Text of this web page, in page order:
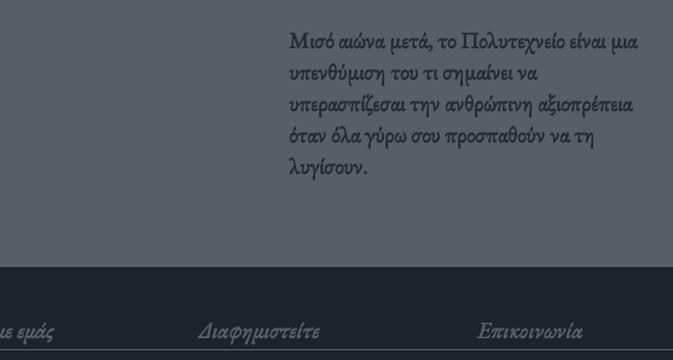
Μισό αιώνα μετά, το Πολυτεχνείο είναι μια
υπενθύμιση του τι σημαίνει να
υπερασπίζεσαι την ανθρώπινη αξιοπρέπεια
όταν όλα γύρω σου προσπαθούν να τη
λυγίσουν.
εμάς Διαφημιστείτε Επικοινωνία